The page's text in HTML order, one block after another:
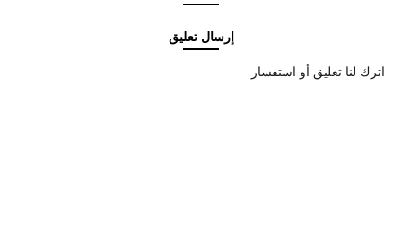
إرسال تعليق
اترك لنا تعليق أو استفسار